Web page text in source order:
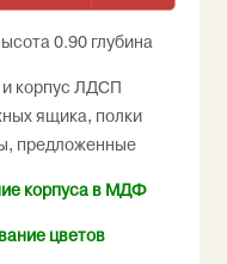
0.90 глубина
корпус ЛДСП
ящика, полки
предложенные
корпуса в МДФ
цветов